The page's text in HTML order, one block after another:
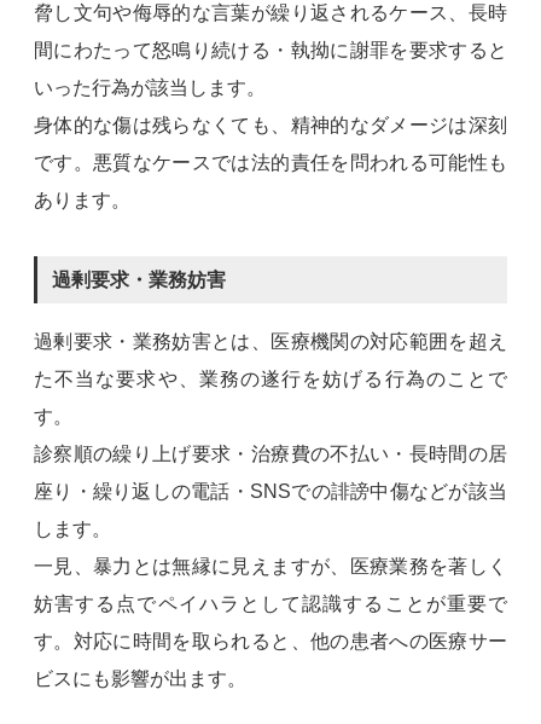
脅し文句や侮辱的な言葉が繰り返されるケース、長時
間にわたって怒鳴り続ける・執拗に謝罪を要求すると
いった行為が該当します。
身体的な傷は残らなくても、精神的なダメージは深刻
です。悪質なケースでは法的責任を問われる可能性も
あります。
過剰要求・業務妨害
過剰要求・業務妨害とは、医療機関の対応範囲を超え
た不当な要求や、業務の遂行を妨げる行為のことで
す。
診察順の繰り上げ要求・治療費の不払い・長時間の居
座り・繰り返しの電話・SNSでの誹謗中傷などが該当
します。
一見、暴力とは無縁に見えますが、医療業務を著しく
妨害する点でペイハラとして認識することが重要で
す。対応に時間を取られると、他の患者への医療サー
ビスにも影響が出ます。